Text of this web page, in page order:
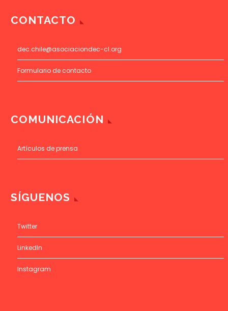
CONTACTO
dec.chile@asociaciondec-cl.org
Formulario de contacto
COMUNICACIÓN
Artículos de prensa
SÍGUENOS
Twitter
LinkedIn
Instagram